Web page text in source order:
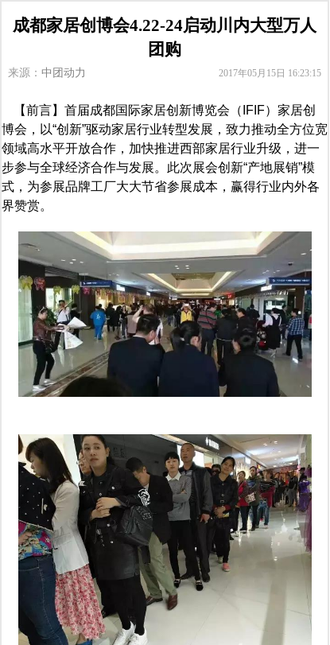
成都家居创博会4.22-24启动川内大型万人
团购
来源：中团动力 2017年05月15日 16:23:15
【前言】首届成都国际家居创新博览会（IFIF）家居创
博会，以“创新”驱动家居行业转型发展，致力推动全方位宽
领域高水平开放合作，加快推进西部家居行业升级，进一
步参与全球经济合作与发展。此次展会创新“产地展销”模
式，为参展品牌工厂大大节省参展成本，赢得行业内外各
界赞赏。